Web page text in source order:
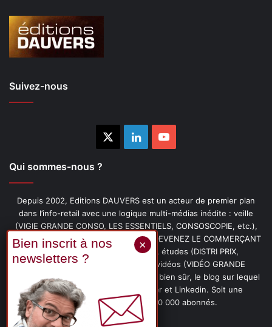
Suivez-nous
LinkedinYouTube
Qui sommes-nous ?
Depuis 2002, Editions DAUVERS est un acteur de premier plan
dans l’info-retail avec une logique multi-médias inédite : veille
(VIGIE GRANDE CONSO, LES ESSENTIELS, CONSOSCOPIE, etc.),
livres (PENSER-CLIENT, IMAGE-PRIX, DEVENEZ LE COMMERÇANT
PRÉFÉRÉ DE VOS CLIENTS, etc.), études (DISTRI PRIX,
PROMOFLASH, DRIVE INSIGHTS), vidéos (VIDÉO GRANDE
CONSO), podcasts (CAFÉ CONSO) et, bien sûr, le blog sur lequel
vous êtes, ainsi que les fils Twitter et Linkedin. Soit une
communauté de plus de 150 000 abonnés.